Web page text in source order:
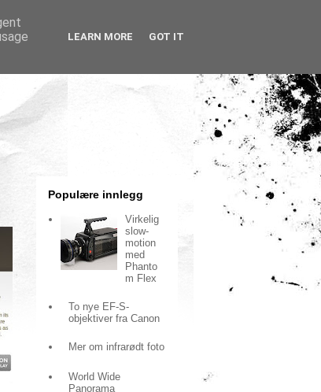
Populære innlegg
Virkelig
slow-
motion
med
Phanto
m Flex
To nye EF-S-
objektiver fra Canon
Mer om infrarødt foto
World Wide
Panorama
LEARN MORE GOT IT